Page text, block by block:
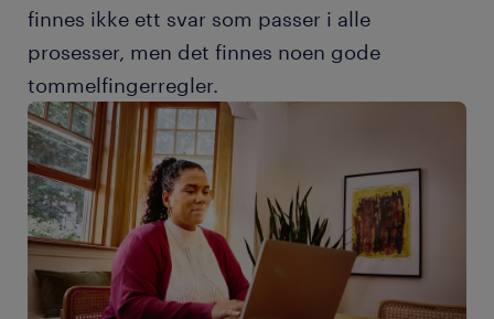
finnes ikke ett svar som passer i alle
prosesser, men det finnes noen gode
tommelfingerregler.